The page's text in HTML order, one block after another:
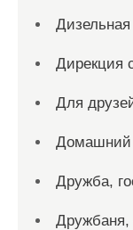
Дирекция
Для
Домашний
Дружба,
Дружбаня,